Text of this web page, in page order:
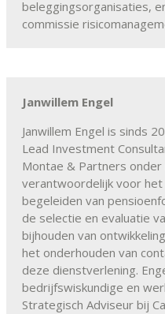
beleggingsorganisaties,
commissie
Janwillem Engel
Janwillem Engel is sinds
Lead Investment
Montae & Partners
verantwoordelijk voor het
begeleiden van
de selectie en evaluatie
bijhouden van
het onderhouden van
deze dienstverlening.
bedrijfswiskundige en
Strategisch Adviseur bij